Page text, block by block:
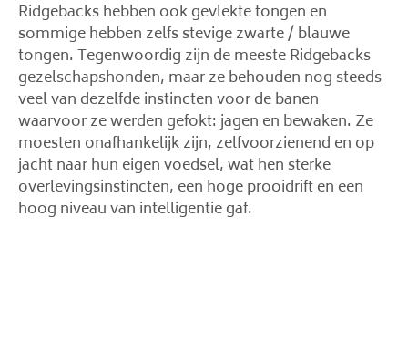
Ridgebacks hebben ook gevlekte tongen en
sommige hebben zelfs stevige zwarte / blauwe
tongen. Tegenwoordig zijn de meeste Ridgebacks
gezelschapshonden, maar ze behouden nog steeds
veel van dezelfde instincten voor de banen
waarvoor ze werden gefokt: jagen en bewaken. Ze
moesten onafhankelijk zijn, zelfvoorzienend en op
jacht naar hun eigen voedsel, wat hen sterke
overlevingsinstincten, een hoge prooidrift en een
hoog niveau van intelligentie gaf.